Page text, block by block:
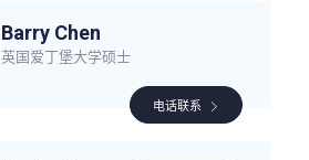
Barry Chen
英国爱丁堡大学硕士
电话联系